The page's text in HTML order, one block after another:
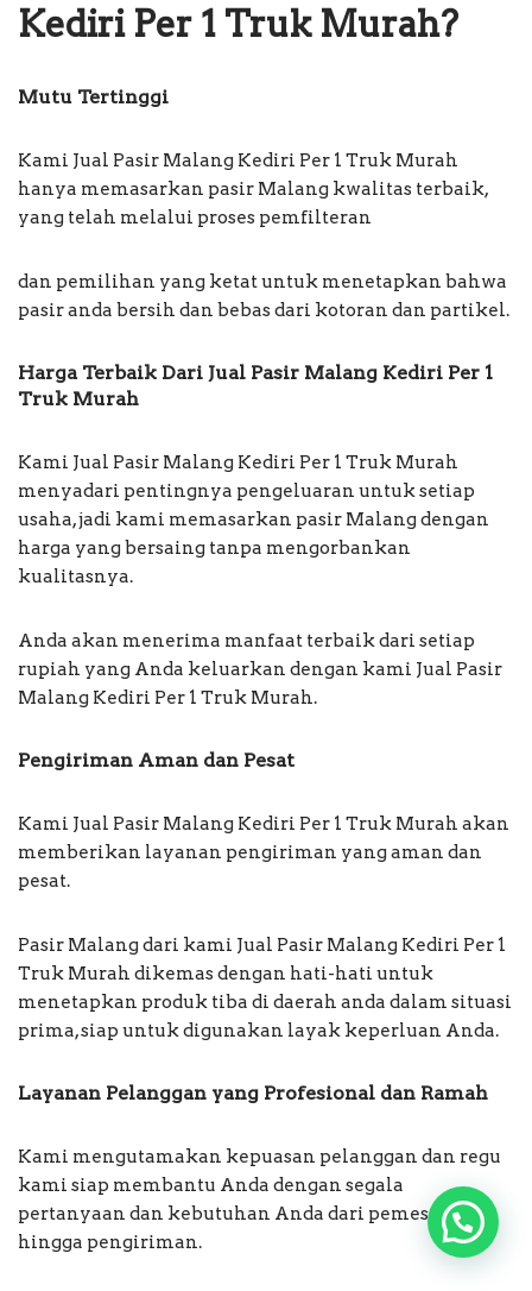
Kediri Per 1 Truk Murah?
Mutu Tertinggi
Kami Jual Pasir Malang Kediri Per 1 Truk Murah
hanya memasarkan pasir Malang kwalitas terbaik,
yang telah melalui proses pemfilteran
dan pemilihan yang ketat untuk menetapkan bahwa
pasir anda bersih dan bebas dari kotoran dan partikel.
Harga Terbaik Dari Jual Pasir Malang Kediri Per 1
Truk Murah
Kami Jual Pasir Malang Kediri Per 1 Truk Murah
menyadari pentingnya pengeluaran untuk setiap
usaha, jadi kami memasarkan pasir Malang dengan
harga yang bersaing tanpa mengorbankan
kualitasnya.
Anda akan menerima manfaat terbaik dari setiap
rupiah yang Anda keluarkan dengan kami Jual Pasir
Malang Kediri Per 1 Truk Murah.
Pengiriman Aman dan Pesat
Kami Jual Pasir Malang Kediri Per 1 Truk Murah akan
memberikan layanan pengiriman yang aman dan
pesat.
Pasir Malang dari kami Jual Pasir Malang Kediri Per 1
Truk Murah dikemas dengan hati-hati untuk
menetapkan produk tiba di daerah anda dalam situasi
prima, siap untuk digunakan layak keperluan Anda.
Layanan Pelanggan yang Profesional dan Ramah
Kami mengutamakan kepuasan pelanggan dan regu
kami siap membantu Anda dengan segala
pertanyaan dan kebutuhan Anda dari pemesanan
hingga pengiriman.